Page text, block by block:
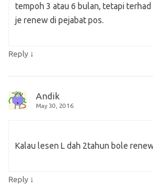
tempoh 3 atau 6 bulan, tetapi
je renew di pejabat pos.
Reply ↓
Andik
May 30, 2016
Kalau lesen L dah 2tahun bole
Reply ↓